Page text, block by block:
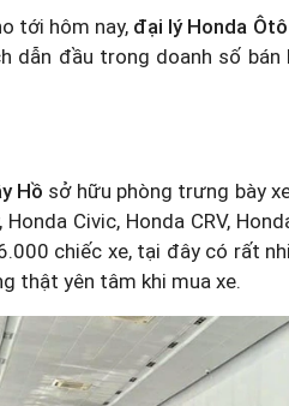
tới hôm nay, đại lý Honda
dẫn đầu trong doanh số
Hồ sở hữu phòng trưng bày
Civic, Honda CRV,
chiếc xe, tại đây có rất
thật yên tâm khi mua xe.